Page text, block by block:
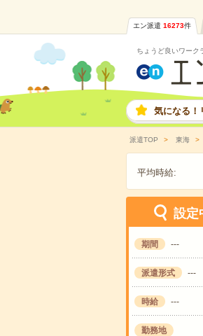
エン派遣 16273件
ちょうど良いワーク
気になる！
派遣TOP 東海
平均時給:
設定
期間 ---
派遣形式 ---
時給 ---
勤務地